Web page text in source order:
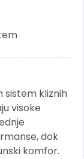
sistem kliznih
visoke
dok
komfor.